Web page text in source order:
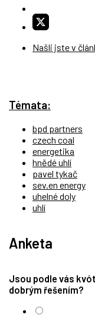
Našli jste v
Témata:
bpd partners
czech coal
energetika
hnědé uhlí
pavel tykač
sev.en energy
uhelné doly
uhlí
Anketa
Jsou podle vás
dobrým řešením?